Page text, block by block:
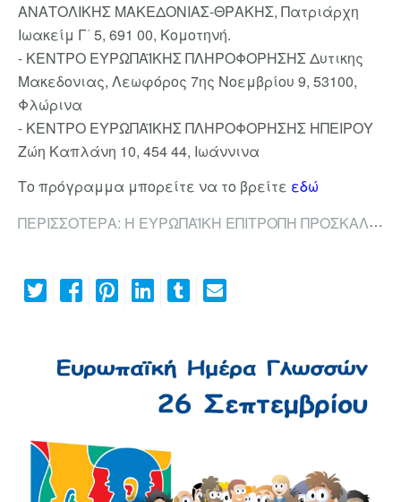
ΑΝΑΤΟΛΙΚΗΣ ΜΑΚΕΔΟΝΙΑΣ-ΘΡΑΚΗΣ, Πατριάρχη
Ιωακείμ Γ΄ 5, 691 00, Κομοτηνή.
- ΚΕΝΤΡΟ ΕΥΡΩΠΑΪΚΗΣ ΠΛΗΡΟΦΟΡΗΣΗΣ Δυτικης
Μακεδονιας, Λεωφόρος 7ης Νοεμβρίου 9, 53100,
Φλώρινα
- ΚΕΝΤΡΟ ΕΥΡΩΠΑΪΚΗΣ ΠΛΗΡΟΦΟΡΗΣΗΣ ΗΠΕΙΡΟΥ
Ζώη Καπλάνη 10, 454 44, Ιωάννινα
Το πρόγραμμα μπορείτε να το βρείτε εδώ
ΠΕΡΙΣΣΌΤΕΡΑ: Η ΕΥΡΩΠΑΪΚΉ ΕΠΙΤΡΟΠΉ ΠΡΟΣΚΑΛΕΊ ΣΕ...